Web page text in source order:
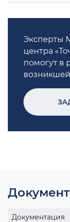
Эксперты
центра
помогут в
Документация